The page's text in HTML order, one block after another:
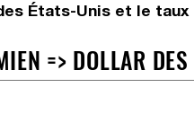
États-Unis et le taux
=> DOLLAR